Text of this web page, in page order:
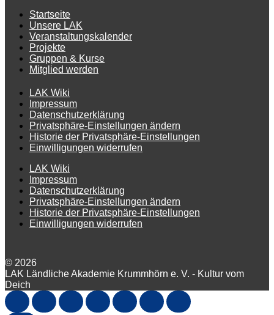
Startseite
Unsere LAK
Veranstaltungskalender
Projekte
Gruppen & Kurse
Mitglied werden
LAK Wiki
Impressum
Datenschutzerklärung
Privatsphäre-Einstellungen ändern
Historie der Privatsphäre-Einstellungen
Einwilligungen widerrufen
LAK Wiki
Impressum
Datenschutzerklärung
Privatsphäre-Einstellungen ändern
Historie der Privatsphäre-Einstellungen
Einwilligungen widerrufen
© 2026
LAK Ländliche Akademie Krummhörn e. V. - Kultur vom
Deich